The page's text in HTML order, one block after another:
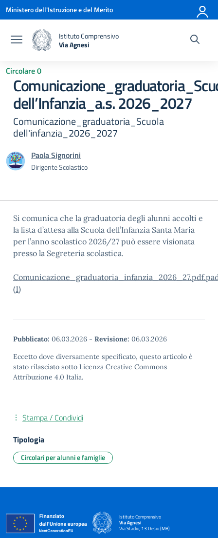
Vai ai contenuti
Vai al menu di navigazione
Vai al footer
Ministero dell'Istruzione e del Merito
Istituto Comprensivo
Via Agnesi
— Visita la pagina iniziale della scuola
Circolare 0
dell’Infanzia_a.s. 2026_2027
Comunicazione_graduatoria_Scuola
dell'infanzia_2026_2027
Paola Signorini
Dirigente Scolastico
Si comunica che la graduatoria degli alunni accolti e
la lista d’attesa alla Scuola dell’Infanzia Santa Maria
per l’anno scolastico 2026/27 può essere visionata
presso la Segreteria scolastica.
(1)
Pubblicato: 06.03.2026 - Revisione: 06.03.2026
Eccetto dove diversamente specificato, questo articolo è
stato rilasciato sotto Licenza Creative Commons
Attribuzione 4.0 Italia.
Stampa / Condividi
Tipologia
Circolari per alunni e famiglie
Istituto Comprensivo
Via Agnesi
Via Stadio, 13 Desio (MB)
— Visita la pagina iniziale della scuola